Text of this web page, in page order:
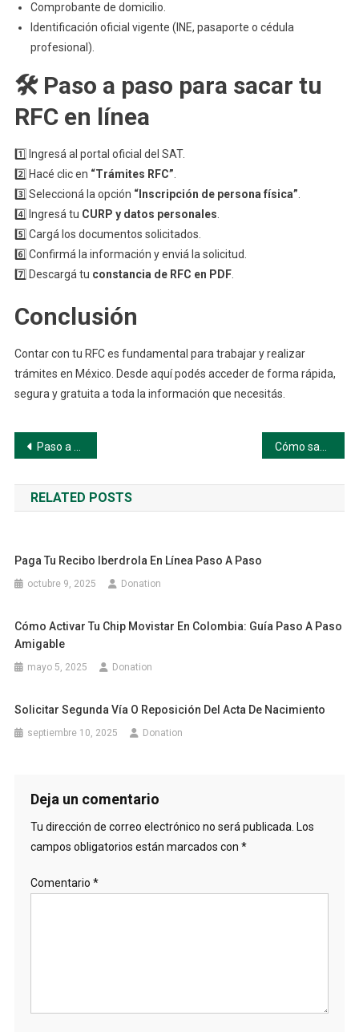
Comprobante de domicilio.
Identificación oficial vigente (INE, pasaporte o cédula
profesional).
🛠️ Paso a paso para sacar tu
RFC en línea
1️⃣ Ingresá al portal oficial del SAT.
2️⃣ Hacé clic en “Trámites RFC”
3️⃣ Seleccioná la opción “Inscripción de persona física”
4️⃣ Ingresá tu CURP y datos personales
5️⃣ Cargá los documentos solicitados.
6️⃣ Confirmá la información y enviá la solicitud.
7️⃣ Descargá tu constancia de RFC en PDF.
Conclusión
Contar con tu RFC es fundamental para trabajar y realizar
trámites en México. Desde aquí podés acceder de forma rápida,
segura y gratuita a toda la información que necesitás.
Navegación
de
entradas
Paso a paso para sacar tu RFC en línea
RELATED POSTS
Paga Tu Recibo Iberdrola En Línea Paso A Paso
octubre 9, 2025 Donation
Cómo Activar Tu Chip Movistar En Colombia: Guía Paso A Paso
Amigable
mayo 5, 2025 Donation
Solicitar Segunda Vía O Reposición Del Acta De Nacimiento
septiembre 10, 2025 Donation
Deja un comentario
Tu dirección de correo electrónico no será publicada. Los
campos obligatorios están marcados con *
Comentario *